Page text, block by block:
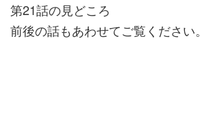
第21話の見どころ
前後の話もあわせてご覧ください。